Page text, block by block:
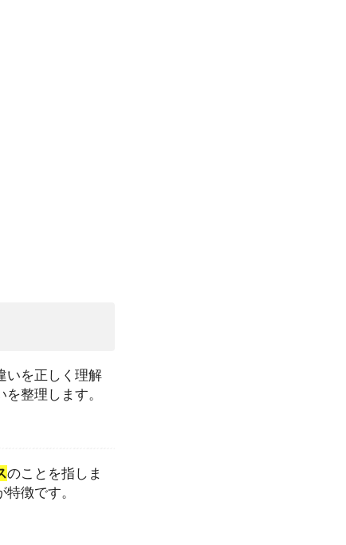
いを正しく理解
整理します。
のことを指しま
徴です。